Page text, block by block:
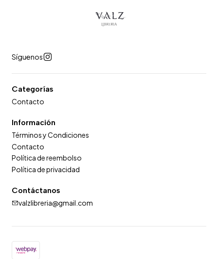
Síguenos
Categorías
Contacto
Información
Términos y Condiciones
Contacto
Política de reembolso
Política de privacidad
Contáctanos
valzlibreria@gmail.com